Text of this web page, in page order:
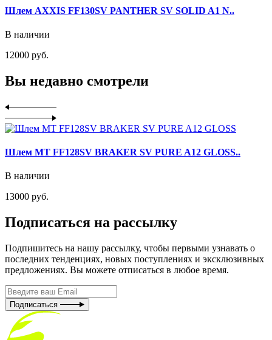
Шлем AXXIS FF130SV PANTHER SV SOLID A1 N..
В наличии
12000 руб.
Вы недавно смотрели
Шлем MT FF128SV BRAKER SV PURE A12 GLOSS..
В наличии
13000 руб.
Подписаться на рассылку
Подпишитесь на нашу рассылку, чтобы первыми узнавать о
последних тенденциях, новых поступлениях и эксклюзивных
предложениях. Вы можете отписаться в любое время.
Подписаться